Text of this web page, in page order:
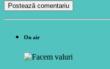
On air